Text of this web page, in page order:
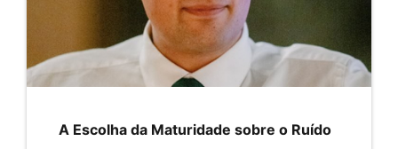
A Escolha da Maturidade sobre o Ruído